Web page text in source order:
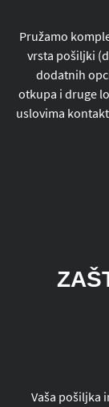
Pružamo
vrsta pošiljki
dodatnih
otkupa i druge
uslovima
Vaša pošiljka